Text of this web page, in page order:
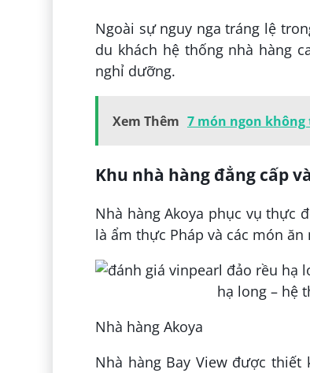
Ngoài sự nguy nga tráng lệ
du khách hệ thống nhà hàng
nghỉ dưỡng.
Xem Thêm 7 món ngon không
Khu nhà hàng đẳng cấp
Nhà hàng Akoya phục vụ thực
là ẩm thực Pháp và các món
Nhà hàng Akoya
Nhà hàng Bay View được